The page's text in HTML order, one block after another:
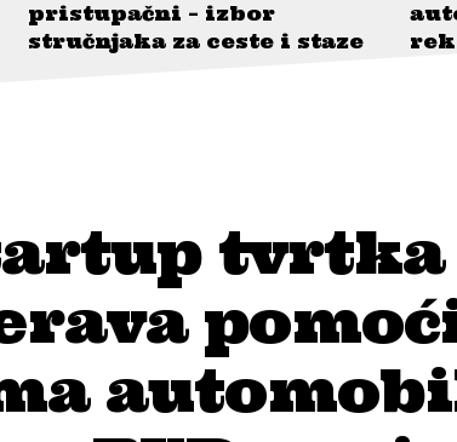
pristupačni – izbor
stručnjaka za ceste i staze
tvrtka